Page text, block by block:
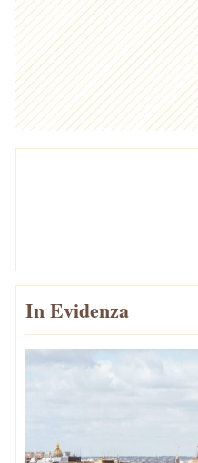
In Evidenza